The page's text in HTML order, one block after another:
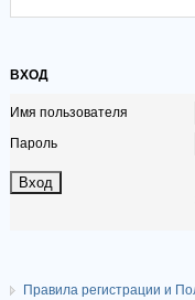
ВХОД
Имя пользователя
Пароль
Правила регистрации и